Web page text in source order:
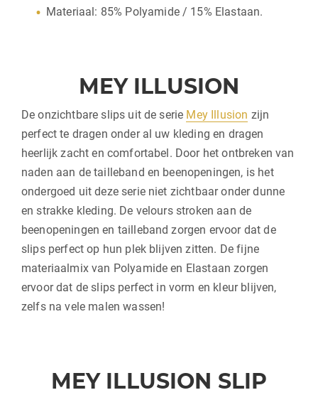
Materiaal: 85% Polyamide / 15% Elastaan.
MEY ILLUSION
De onzichtbare slips uit de serie Mey Illusion zijn
perfect te dragen onder al uw kleding en dragen
heerlijk zacht en comfortabel. Door het ontbreken van
naden aan de tailleband en beenopeningen, is het
ondergoed uit deze serie niet zichtbaar onder dunne
en strakke kleding. De velours stroken aan de
beenopeningen en tailleband zorgen ervoor dat de
slips perfect op hun plek blijven zitten. De fijne
materiaalmix van Polyamide en Elastaan zorgen
ervoor dat de slips perfect in vorm en kleur blijven,
zelfs na vele malen wassen!
MEY ILLUSION SLIP